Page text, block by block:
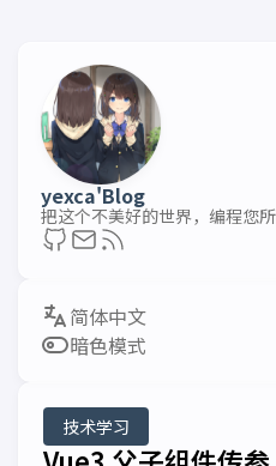
yexca'Blog
把这个不美好的世界，编程您所
暗色模式
技术学习